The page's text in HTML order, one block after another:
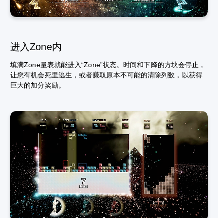
进入Zone内
填满Zone量表就能进入“Zone”状态。时间和下降的方块会停止，
让您有机会死里逃生，或者赚取原本不可能的清除列数，以获得
巨大的加分奖励。